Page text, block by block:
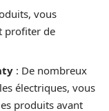
vous
profiter de
: De nombreux
électriques, vous
produits avant